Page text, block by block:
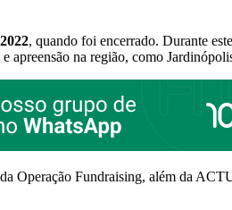
, quando foi encerrado. Durante
apreensão na região, como
Operação Fundraising, além da